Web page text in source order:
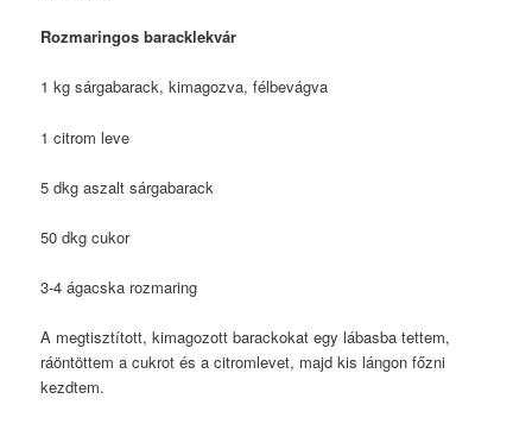
Rozmaringos baracklekvár
1 kg sárgabarack, kimagozva, félbevágva
1 citrom leve
5 dkg aszalt sárgabarack
50 dkg cukor
3-4 ágacska rozmaring
A megtisztított, kimagozott barackokat egy lábasba tettem,
ráöntöttem a cukrot és a citromlevet, majd kis lángon főzni
kezdtem.